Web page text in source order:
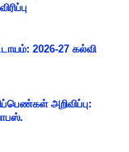
2026-27 கல்வி
அறிவிப்பு: